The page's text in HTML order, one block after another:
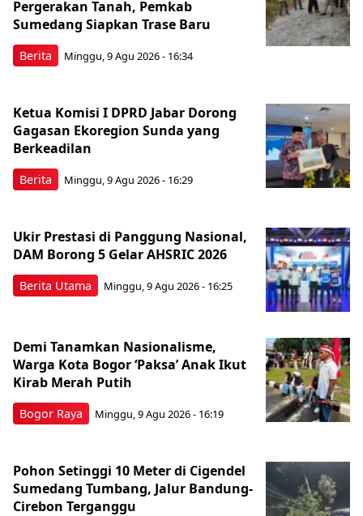
Berita
Pergerakan Tanah, Pemkab
Sumedang Siapkan Trase Baru
Minggu, 9 Agu 2026 - 16:34
Berita
Ketua Komisi I DPRD Jabar Dorong
Gagasan Ekoregion Sunda yang
Berkeadilan
Minggu, 9 Agu 2026 - 16:29
Berita Utama
Ukir Prestasi di Panggung Nasional,
DAM Borong 5 Gelar AHSRIC 2026
Minggu, 9 Agu 2026 - 16:25
Bogor Raya
Demi Tanamkan Nasionalisme,
Warga Kota Bogor ‘Paksa’ Anak Ikut
Kirab Merah Putih
Minggu, 9 Agu 2026 - 16:19
Pohon Setinggi 10 Meter di Cigendel
Sumedang Tumbang, Jalur Bandung-
Cirebon Terganggu